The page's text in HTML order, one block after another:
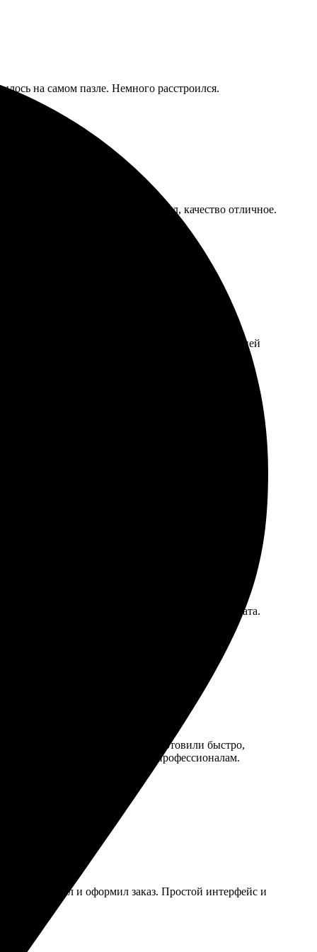
на самом пазле. Немного расстроился.
детали. Результат порадовал, качество отличное.
фотографию, загрузила на сайт, и через пару дней
загрузила и оформила заказ. Доставка пришла
для интерьера!
их на сайт. Поддержка помогла с выбором формата.
найти подходящий вариант. Изготовили быстро,
Рада, что обратилась к этим профессионалам.
загрузил и оформил заказ. Простой интерфейс и